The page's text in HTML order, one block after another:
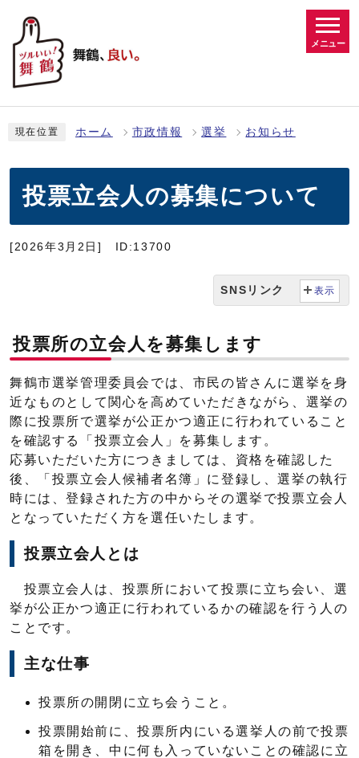
メニュー
現在位置 ホーム 市政情報 選挙 お知らせ
投票立会人の募集について
[2026年3月2日] ID:13700
SNSリンク 表示
投票所の立会人を募集します
舞鶴市選挙管理委員会では、市民の皆さんに選挙を身
近なものとして関心を高めていただきながら、選挙の
際に投票所で選挙が公正かつ適正に行われていること
を確認する「投票立会人」を募集します。
応募いただいた方につきましては、資格を確認した
後、「投票立会人候補者名簿」に登録し、選挙の執行
時には、登録された方の中からその選挙で投票立会人
となっていただく方を選任いたします。​
投票立会人とは
投票立会人は、投票所において投票に立ち会い、選
挙が公正かつ適正に行われているかの確認を行う人の
ことです。
主な仕事
投票所の開閉に立ち会うこと。
投票開始前に、投票所内にいる選挙人の前で投票
箱を開き、中に何も入っていないことの確認に立